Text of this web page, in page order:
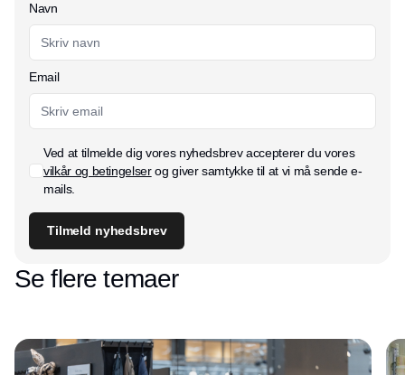
Navn
Email
Ved at tilmelde dig vores nyhedsbrev accepterer du vores
vilkår og betingelserog giver samtykke til at vi må sende e-
mails.
Tilmeld nyhedsbrev
Se flere temaer